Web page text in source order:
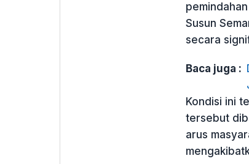
Susun
secara
Baca juga :
Kondisi ini
tersebut
arus